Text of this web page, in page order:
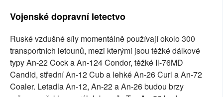
Vojenské dopravní letectvo
Ruské vzdušné síly momentálně používají okolo 300
transportních letounů, mezi kterými jsou těžké dálkové
typy An-22 Cock a An-124 Condor, těžké Il-76MD
Candid, střední An-12 Cub a lehké An-26 Curl a An-72
Coaler. Letadla An-12, An-22 a An-26 budou brzy